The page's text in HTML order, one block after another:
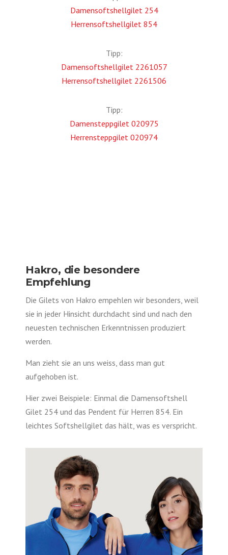
Damensoftshellgilet 254
Herrensoftshellgilet 854
Tipp:
Damensoftshellgilet 2261057
Herrensoftshellgilet 2261506
Tipp:
Damensteppgilet 020975
Herrensteppgilet 020974
Hakro, die besondere
Empfehlung
Die Gilets von Hakro empehlen wir besonders, weil
sie in jeder Hinsicht durchdacht sind und nach den
neuesten technischen Erkenntnissen produziert
werden.
Man zieht sie an uns weiss, dass man gut
aufgehoben ist.
Hier zwei Beispiele: Einmal die Damensoftshell
Gilet 254 und das Pendent für Herren 854. Ein
leichtes Softshellgilet das hält, was es verspricht.